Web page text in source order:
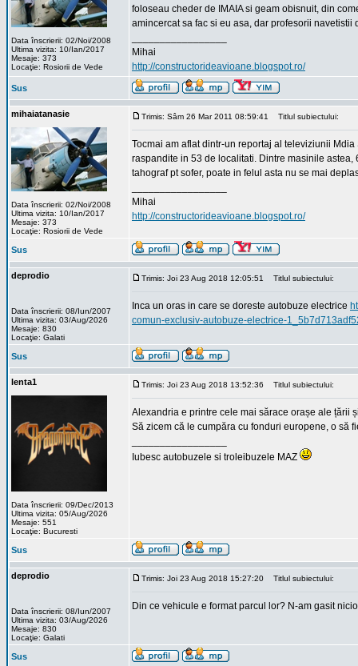
Data înscrierii: 02/Noi/2008
Ultima vizita: 10/Ian/2017
Mesaje: 373
Locaţie: Rosiorii de Vede
foloseau cheder de IMAIA si geam obisnuit, din
amincercat sa fac si eu asa, dar profesorii
Mihai
http://constructorideavioane.blogspot.ro/
Sus
mihaiatanasie
Data înscrierii: 02/Noi/2008
Ultima vizita: 10/Ian/2017
Mesaje: 373
Locaţie: Rosiorii de Vede
Trimis: Sâm 26 Mar 2011 08:59:41 Titlul subiectului:
Tocmai am aflat dintr-un reportaj al televiziunii
raspandite in 53 de localitati. Dintre masinile
tahograf pt sofer, poate in felul asta nu se mai
Mihai
http://constructorideavioane.blogspot.ro/
Sus
deprodio
Data înscrierii: 08/Iun/2007
Ultima vizita: 03/Aug/2026
Mesaje: 830
Locaţie: Galati
Trimis: Joi 23 Aug 2018 12:05:51 Titlul subiectului:
Inca un oras in care se doreste autobuze electrice
comun-exclusiv-autobuze-electrice-
Sus
lenta1
Data înscrierii: 09/Dec/2013
Ultima vizita: 05/Aug/2026
Mesaje: 551
Locaţie: Bucuresti
Trimis: Joi 23 Aug 2018 13:52:36 Titlul subiectului:
Alexandria e printre cele mai sărace orașe ale țării
Să zicem că le cumpăra cu fonduri europene, o să
Iubesc autobuzele si troleibuzele MAZ
Sus
deprodio
Data înscrierii: 08/Iun/2007
Ultima vizita: 03/Aug/2026
Mesaje: 830
Locaţie: Galati
Trimis: Joi 23 Aug 2018 15:27:20 Titlul subiectului:
Din ce vehicule e format parcul lor? N-am gasit
Sus